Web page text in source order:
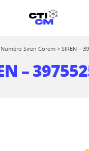
Numéro Siren Corem > SIREN –
–